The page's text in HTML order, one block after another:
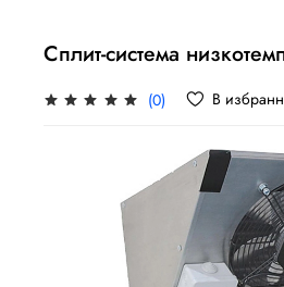
Сплит-система
(0) В